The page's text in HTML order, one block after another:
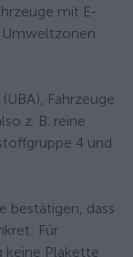
mit E-
Umweltzonen
Fahrzeuge
z. B. reine
4 und
bestätigen, dass
Für
keine Plakette